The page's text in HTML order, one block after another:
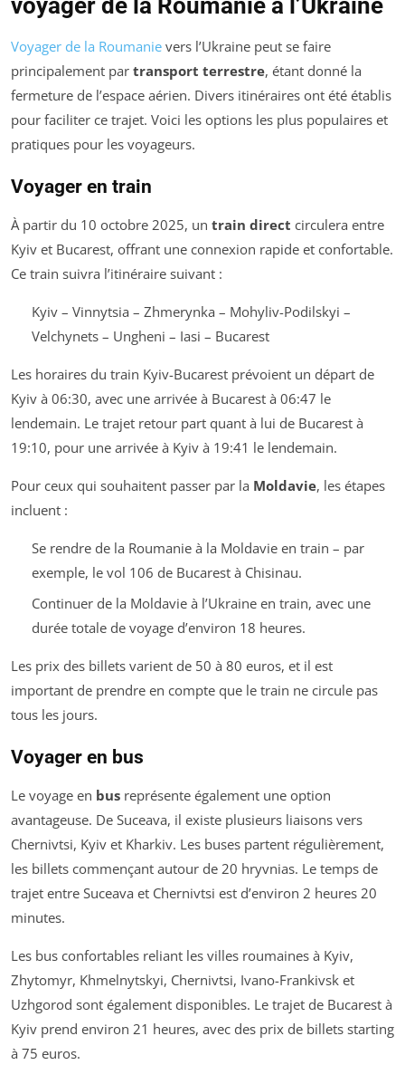
Voyager de la Roumanie vers l’Ukraine peut se faire
principalement par transport terrestre, étant donné la
fermeture de l’espace aérien. Divers itinéraires ont été établis
pour faciliter ce trajet. Voici les options les plus populaires et
pratiques pour les voyageurs.
Voyager en train
À partir du 10 octobre 2025, un train direct circulera entre
Kyiv et Bucarest, offrant une connexion rapide et confortable.
Ce train suivra l’itinéraire suivant :
Kyiv – Vinnytsia – Zhmerynka – Mohyliv-Podilskyi –
Velchynets – Ungheni – Iasi – Bucarest
Les horaires du train Kyiv-Bucarest prévoient un départ de
Kyiv à 06:30, avec une arrivée à Bucarest à 06:47 le
lendemain. Le trajet retour part quant à lui de Bucarest à
19:10, pour une arrivée à Kyiv à 19:41 le lendemain.
Pour ceux qui souhaitent passer par la Moldavie, les étapes
incluent :
Se rendre de la Roumanie à la Moldavie en train – par
exemple, le vol 106 de Bucarest à Chisinau.
Continuer de la Moldavie à l’Ukraine en train, avec une
durée totale de voyage d’environ 18 heures.
Les prix des billets varient de 50 à 80 euros, et il est
important de prendre en compte que le train ne circule pas
tous les jours.
Voyager en bus
Le voyage en bus représente également une option
avantageuse. De Suceava, il existe plusieurs liaisons vers
Chernivtsi, Kyiv et Kharkiv. Les buses partent régulièrement,
les billets commençant autour de 20 hryvnias. Le temps de
trajet entre Suceava et Chernivtsi est d’environ 2 heures 20
minutes.
Les bus confortables reliant les villes roumaines à Kyiv,
Zhytomyr, Khmelnytskyi, Chernivtsi, Ivano-Frankivsk et
Uzhgorod sont également disponibles. Le trajet de Bucarest à
Kyiv prend environ 21 heures, avec des prix de billets starting
à 75 euros.